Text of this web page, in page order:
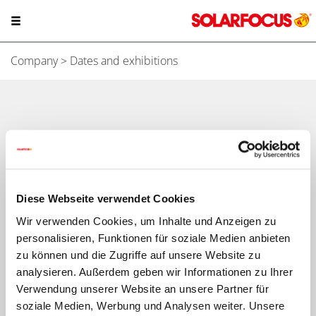
Diese Webseite verwendet Cookies
Wir verwenden Cookies, um Inhalte und Anzeigen zu
personalisieren, Funktionen für soziale Medien anbieten
zu können und die Zugriffe auf unsere Website zu
analysieren. Außerdem geben wir Informationen zu Ihrer
Verwendung unserer Website an unsere Partner für
soziale Medien, Werbung und Analysen weiter. Unsere
Company> Dates and exhibitions
Our exhibitions
and visit us at one of the numerous trade fairs where we
are represented! We will be happy to inform you about our
biomass boilers, heat pumps, solar systems and current
subsidies. We are looking forward to your visit!
Austria